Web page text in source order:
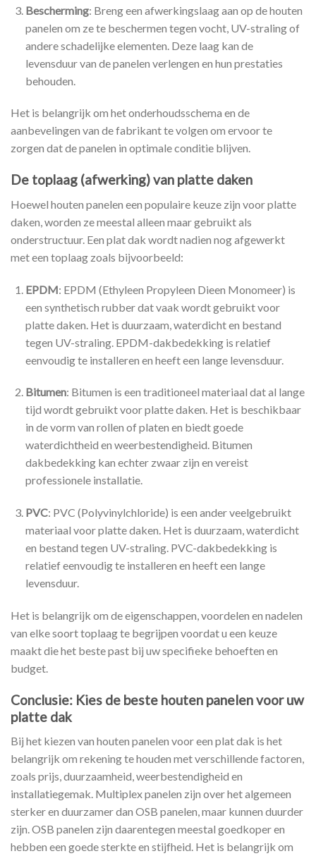
Bescherming: Breng een afwerkingslaag aan op de houten
panelen om ze te beschermen tegen vocht, UV-straling of
andere schadelijke elementen. Deze laag kan de
levensduur van de panelen verlengen en hun prestaties
behouden.
Het is belangrijk om het onderhoudsschema en de
aanbevelingen van de fabrikant te volgen om ervoor te
zorgen dat de panelen in optimale conditie blijven.
De toplaag (afwerking) van platte daken
Hoewel houten panelen een populaire keuze zijn voor platte
daken, worden ze meestal alleen maar gebruikt als
onderstructuur. Een plat dak wordt nadien nog afgewerkt
met een toplaag zoals bijvoorbeeld:
EPDM: EPDM (Ethyleen Propyleen Dieen Monomeer) is
een synthetisch rubber dat vaak wordt gebruikt voor
platte daken. Het is duurzaam, waterdicht en bestand
tegen UV-straling. EPDM-dakbedekking is relatief
eenvoudig te installeren en heeft een lange levensduur.
Bitumen: Bitumen is een traditioneel materiaal dat al lange
tijd wordt gebruikt voor platte daken. Het is beschikbaar
in de vorm van rollen of platen en biedt goede
waterdichtheid en weerbestendigheid. Bitumen
dakbedekking kan echter zwaar zijn en vereist
professionele installatie.
PVC: PVC (Polyvinylchloride) is een ander veelgebruikt
materiaal voor platte daken. Het is duurzaam, waterdicht
en bestand tegen UV-straling. PVC-dakbedekking is
relatief eenvoudig te installeren en heeft een lange
levensduur.
Het is belangrijk om de eigenschappen, voordelen en nadelen
van elke soort toplaag te begrijpen voordat u een keuze
maakt die het beste past bij uw specifieke behoeften en
budget.
Conclusie: Kies de beste houten panelen voor uw
platte dak
Bij het kiezen van houten panelen voor een plat dak is het
belangrijk om rekening te houden met verschillende factoren,
zoals prijs, duurzaamheid, weerbestendigheid en
installatiegemak. Multiplex panelen zijn over het algemeen
sterker en duurzamer dan OSB panelen, maar kunnen duurder
zijn. OSB panelen zijn daarentegen meestal goedkoper en
hebben een goede sterkte en stijfheid. Het is belangrijk om